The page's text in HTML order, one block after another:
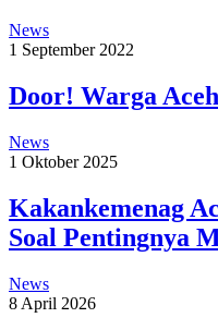
News
1 September 2022
Door! Warga
News
1 Oktober 2025
Kakankemenag
Soal Pentingnya
News
8 April 2026